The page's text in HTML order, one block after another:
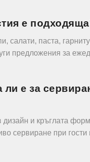
е
салати, паста,
предложения за
е за
дизайн и кръглата
сервиране при гости